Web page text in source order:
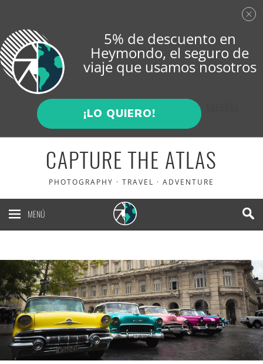
CAPTURE THE ATLAS
PHOTOGRAPHY · TRAVEL · ADVENTURE
MENÚ
5% de descuento en
Heymondo, el seguro de
viaje que usamos nosotros
¡LO QUIERO!